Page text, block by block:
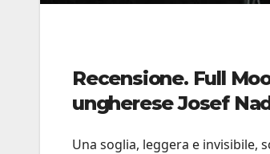
Recensione. Full
ungherese Josef
Una soglia, leggera e invisibile,